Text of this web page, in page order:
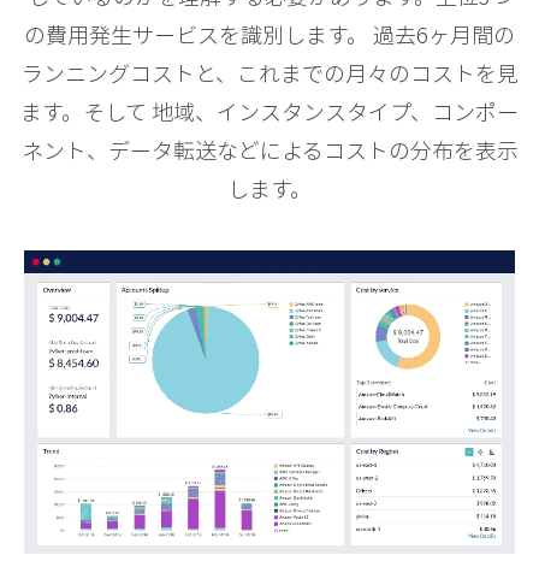
の費用発生サービスを識別します。 過去6ヶ月間の
ランニングコストと、これまでの月々のコストを見
ます。そして 地域、インスタンスタイプ、コンポー
ネント、データ転送などによるコストの分布を表示
します。